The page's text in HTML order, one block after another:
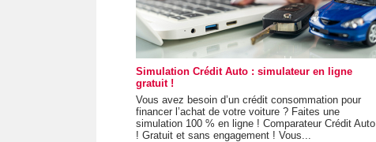
Simulation Crédit Auto : simulateur en ligne
gratuit !
Vous avez besoin d’un crédit consommation pour
financer l’achat de votre voiture ? Faites une
simulation 100 % en ligne ! Comparateur Crédit Auto
! Gratuit et sans engagement ! Vous...